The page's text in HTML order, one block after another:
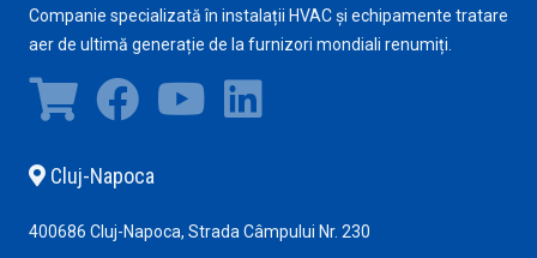
Companie specializată în instalații HVAC și echipamente tratare
aer de ultimă generație de la furnizori mondiali renumiți.
Cluj-Napoca
400686 Cluj-Napoca, Strada Câmpului Nr. 230